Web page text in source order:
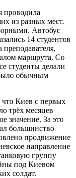
проводила
из разных мест.
Автобус
14 студентов
маршрута. Со
студенты делали
обычным
что Киев с первых
трёх месяцев
значение. За это
большинство
продвижение
направление
группу
под Киевом
солдат.